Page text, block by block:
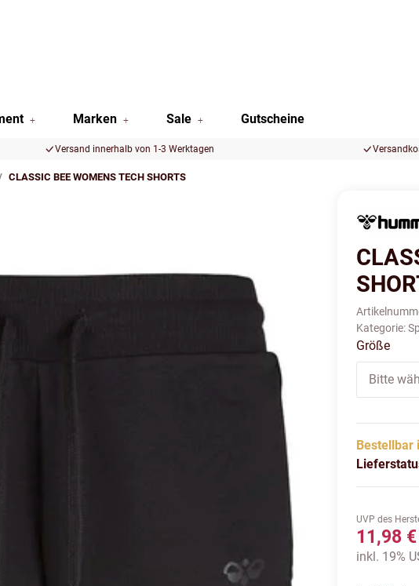
Marken Sale Gutscheine
Versand innerhalb von 1-3 Werktagen
CLASSIC BEE WOMENS TECH SHORTS
Kategorie:
Größe
Bitte
Bestellbar
UVP des
11,98 €
inkl. 19%